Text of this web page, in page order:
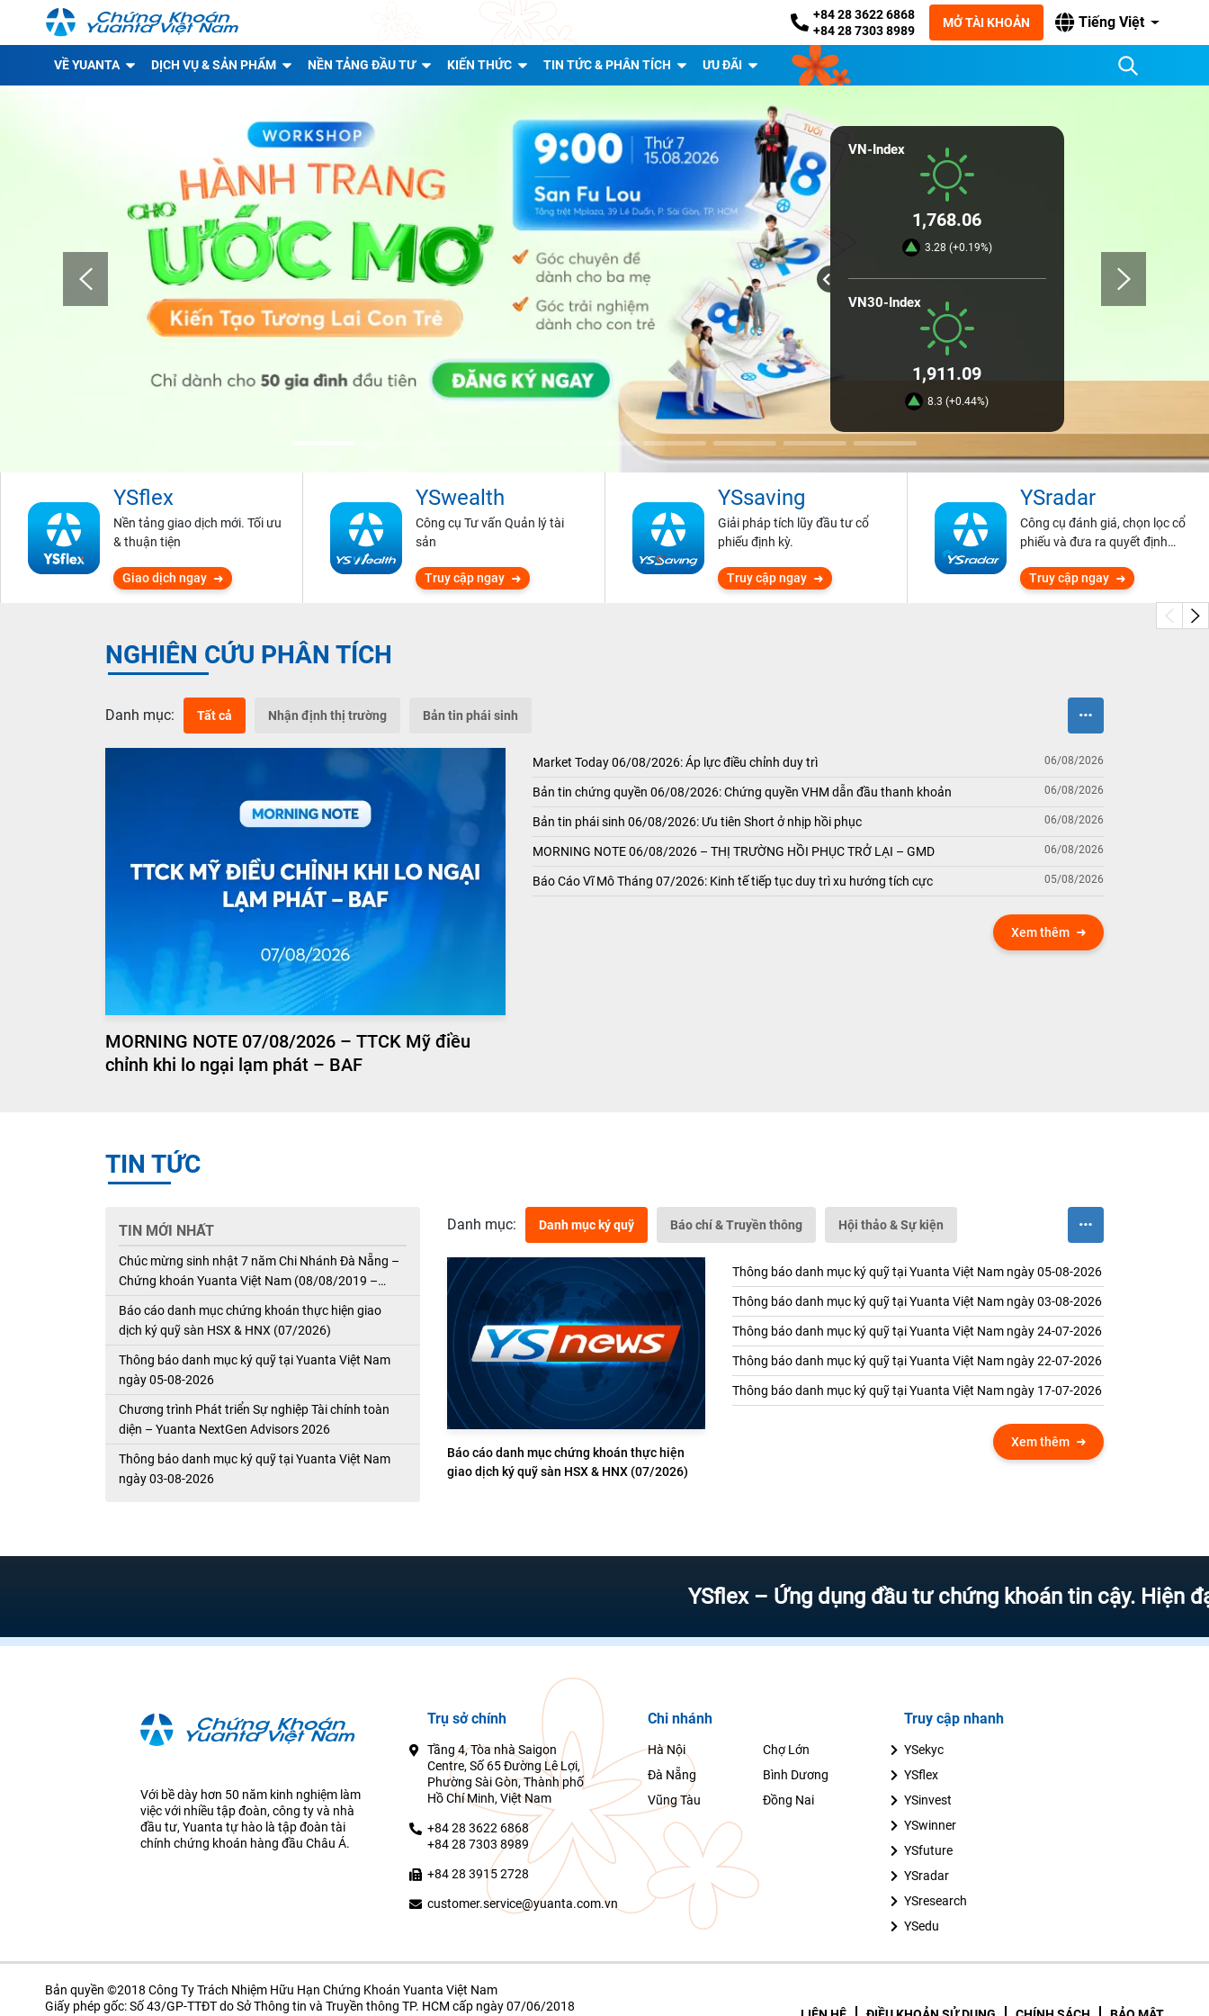
+84 28 3622 6868
+84 28 7303 8989
MỞ TÀI KHOẢN Tiếng Việt
VỀ YUANTA DỊCH VỤ & SẢN PHẨM NỀN TẢNG ĐẦU TƯ KIẾN THỨC TIN TỨC & PHÂN TÍCH ƯU ĐÃI
VN-Index
1,768.06
3.28 (+0.19%)
VN30-Index
1,911.09
8.3 (+0.44%)
YSflex
Nền tảng giao dịch mới. Tối ưu
& thuận tiện
Giao dịch ngay
YSwealth
Công cụ Tư vấn Quản lý tài
sản
Truy cập ngay
YSsaving
Giải pháp tích lũy đầu tư cổ
phiếu định kỳ.
Truy cập ngay
YSradar
Công cụ đánh giá, chọn lọc cổ
phiếu và đưa ra quyết định
Truy cập ngay
NGHIÊN CỨU PHÂN TÍCH
Danh mục: Tất cả Nhận định thị trường Bản tin phái sinh
MORNING NOTE 07/08/2026 – TTCK Mỹ điều
chỉnh khi lo ngại lạm phát – BAF
Market Today 06/08/2026: Áp lực điều chỉnh duy trì 06/08/2026
Bản tin chứng quyền 06/08/2026: Chứng quyền VHM dẫn đầu thanh khoản 06/08/2026
Bản tin phái sinh 06/08/2026: Ưu tiên Short ở nhịp hồi phục 06/08/2026
MORNING NOTE 06/08/2026 – THỊ TRƯỜNG HỒI PHỤC TRỞ LẠI – GMD 06/08/2026
Báo Cáo Vĩ Mô Tháng 07/2026: Kinh tế tiếp tục duy trì xu hướng tích cực 05/08/2026
Xem thêm
TIN TỨC
TIN MỚI NHẤT
Chúc mừng sinh nhật 7 năm Chi Nhánh Đà Nẵng –
Chứng khoán Yuanta Việt Nam (08/08/2019 –
Báo cáo danh mục chứng khoán thực hiện giao
dịch ký quỹ sàn HSX & HNX (07/2026)
Thông báo danh mục ký quỹ tại Yuanta Việt Nam
ngày 05-08-2026
Chương trình Phát triển Sự nghiệp Tài chính toàn
diện – Yuanta NextGen Advisors 2026
Thông báo danh mục ký quỹ tại Yuanta Việt Nam
ngày 03-08-2026
Danh mục: Danh mục ký quỹ Báo chí & Truyền thông Hội thảo & Sự kiện
Báo cáo danh mục chứng khoán thực hiện
giao dịch ký quỹ sàn HSX & HNX (07/2026)
Thông báo danh mục ký quỹ tại Yuanta Việt Nam ngày 05-08-2026
Thông báo danh mục ký quỹ tại Yuanta Việt Nam ngày 03-08-2026
Thông báo danh mục ký quỹ tại Yuanta Việt Nam ngày 24-07-2026
Thông báo danh mục ký quỹ tại Yuanta Việt Nam ngày 22-07-2026
Thông báo danh mục ký quỹ tại Yuanta Việt Nam ngày 17-07-2026
Xem thêm
YSflex – Ứng dụng đầu tư chứng khoán tin cậy. Hiện đại
Với bề dày hơn 50 năm kinh nghiệm làm
việc với nhiều tập đoàn, công ty và nhà
đầu tư, Yuanta tự hào là tập đoàn tài
chính chứng khoán hàng đầu Châu Á.
Trụ sở chính
Tầng 4, Tòa nhà Saigon
Centre, Số 65 Đường Lê Lợi,
Phường Sài Gòn, Thành phố
Hồ Chí Minh, Việt Nam
+84 28 3622 6868
+84 28 7303 8989
+84 28 3915 2728
customer.service@yuanta.com.vn
Chi nhánh
Hà Nội
Chợ Lớn
Đà Nẵng
Bình Dương
Vũng Tàu
Đồng Nai
Truy cập nhanh
YSekyc
YSflex
YSinvest
YSwinner
YSfuture
YSradar
YSresearch
YSedu
Bản quyền ©2018 Công Ty Trách Nhiệm Hữu Hạn Chứng Khoán Yuanta Việt Nam
Giấy phép gốc: Số 43/GP-TTĐT do Sở Thông tin và Truyền thông TP. HCM cấp ngày 07/06/2018